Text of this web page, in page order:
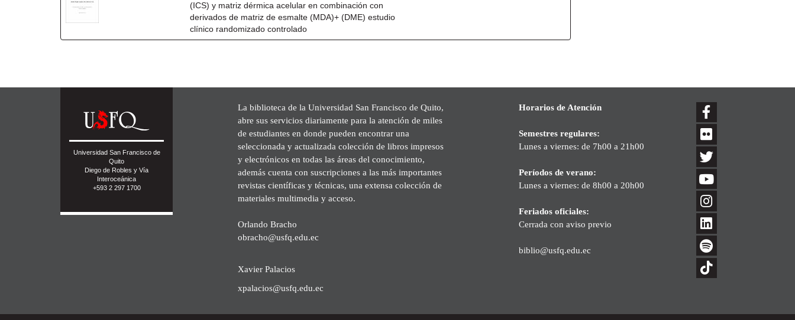
(ICS) y matriz dérmica acelular en combinación con
derivados de matriz de esmalte (MDA)+ (DME) estudio
clínico randomizado controlado
Universidad San Francisco de
Quito
Diego de Robles y Vía
Interoceánica
+593 2 297 1700
La biblioteca de la Universidad San Francisco de Quito,
abre sus servicios diariamente para la atención de miles
de estudiantes en donde pueden encontrar una
seleccionada y actualizada colección de libros impresos
y electrónicos en todas las áreas del conocimiento,
además cuenta con suscripciones a las más importantes
revistas científicas y técnicas, una extensa colección de
materiales multimedia y acceso.
Orlando Bracho
obracho@usfq.edu.ec
Xavier Palacios
xpalacios@usfq.edu.ec
Horarios de Atención
Semestres regulares:
Lunes a viernes: de 7h00 a 21h00
Períodos de verano:
Lunes a viernes: de 8h00 a 20h00
Feriados oficiales:
Cerrada con aviso previo
biblio@usfq.edu.ec